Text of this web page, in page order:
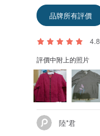
品牌所有評價
4.8
評價中附上的照片
陸*君